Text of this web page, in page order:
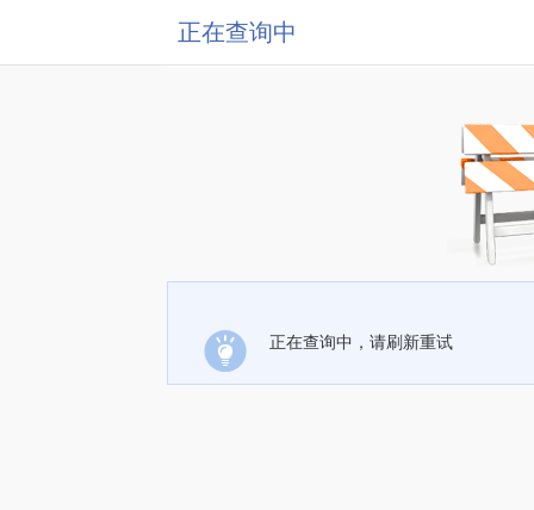
正在查询中
正在查询中，请刷新重试